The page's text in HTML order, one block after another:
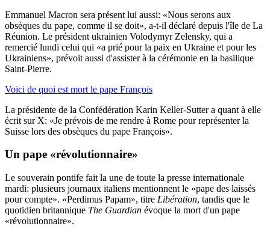
Emmanuel Macron sera présent lui aussi: «Nous serons aux
obsèques du pape, comme il se doit», a-t-il déclaré depuis l'île de La
Réunion. Le président ukrainien Volodymyr Zelensky, qui a
remercié lundi celui qui «a prié pour la paix en Ukraine et pour les
Ukrainiens», prévoit aussi d'assister à la cérémonie en la basilique
Saint-Pierre.
Voici de quoi est mort le pape François
La présidente de la Confédération Karin Keller-Sutter a quant à elle
écrit sur X: «Je prévois de me rendre à Rome pour représenter la
Suisse lors des obsèques du pape François».
Un pape «révolutionnaire»
Le souverain pontife fait la une de toute la presse internationale
mardi: plusieurs journaux italiens mentionnent le «pape des laissés
pour compte». «Perdimus Papam», titre Libération, tandis que le
quotidien britannique The Guardian évoque la mort d'un pape
«révolutionnaire».